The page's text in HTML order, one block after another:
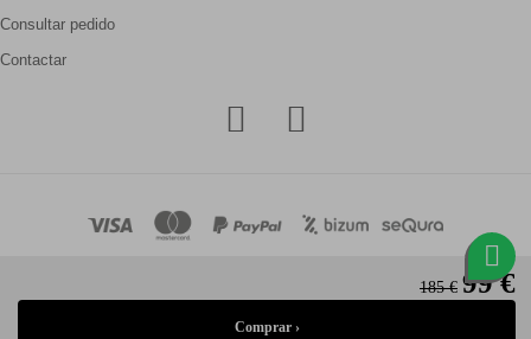
185 € 99 €
Consultar pedido
Contactar